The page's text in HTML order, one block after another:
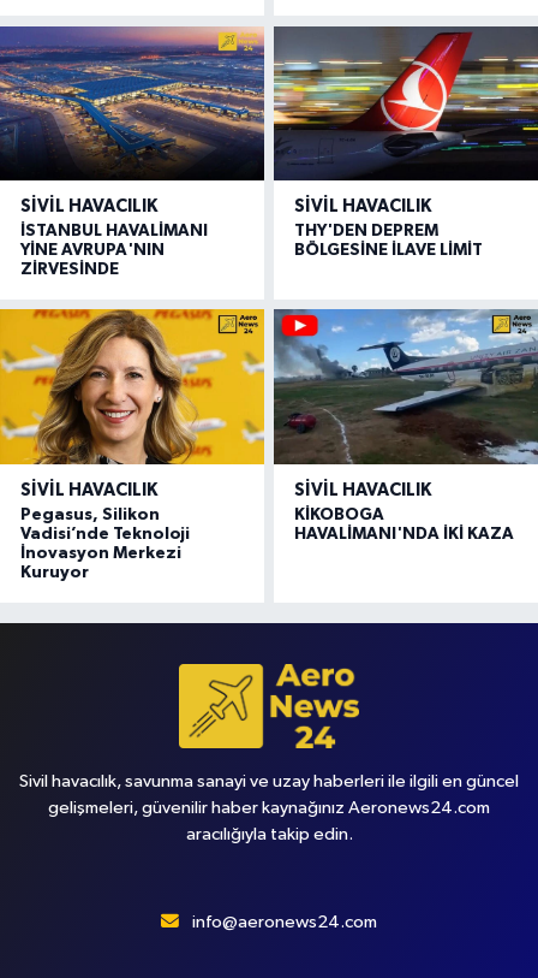
SIVIL HAVACILIK
İSTANBUL HAVALİMANI
YİNE AVRUPA'NIN
ZİRVESİNDE
SIVIL HAVACILIK
THY'DEN DEPREM
BÖLGESİNE İLAVE LİMİT
SIVIL HAVACILIK
Pegasus, Silikon
Vadisi’nde Teknoloji
İnovasyon Merkezi
Kuruyor
SIVIL HAVACILIK
KİKOBOGA
HAVALİMANI'NDA İKİ KAZA
Sivil havacılık, savunma sanayi ve uzay haberleri ile ilgili en güncel
gelişmeleri, güvenilir haber kaynağınız Aeronews24.com
aracılığıyla takip edin.
info@aeronews24.com